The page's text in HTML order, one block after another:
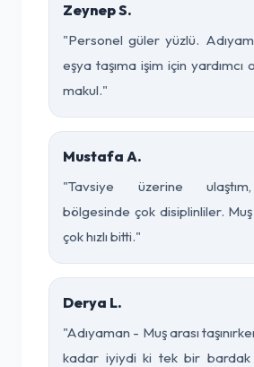
Zeynep S.
"Personel güler yüzlü.
eşya taşıma işim için
makul."
Mustafa A.
"Tavsiye üzerine
bölgesinde çok disiplinliler.
çok hızlı bitti."
Derya L.
"Adıyaman - Muş arası
kadar iyiydi ki tek bir bardak